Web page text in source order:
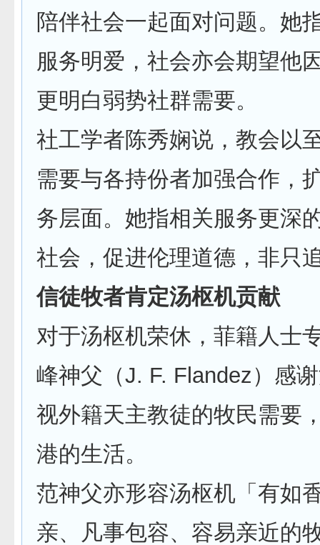
陪伴社会一起面对问题。她
服务明爱，社会亦会期望他
更明白弱势社群需要。
社工学者陈秀娴说，教会以
需要与各持份者加强合作，
务层面。她指相关服务更深
社会，促进伦理道德，非只
信徒牧者肯定汤枢机贡献
对于汤枢机荣休，菲籍人士
峰神父（J. F. Flandez）感
视外籍天主教徒的牧民需要
港的生活。
范神父亦形容汤枢机「有如
亲、凡事包容、容易亲近的